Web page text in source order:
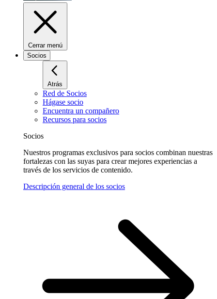
Cerrar menú
Socios
Atrás
Red de Socios
Hágase socio
Encuentra un compañero
Recursos para socios
Socios
Nuestros programas exclusivos para socios combinan nuestras
fortalezas con las suyas para crear mejores experiencias a
través de los servicios de contenido.
Descripción general de los socios